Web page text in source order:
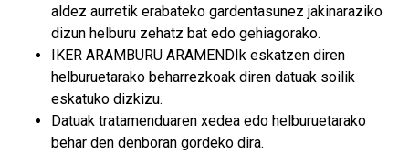
aldez aurretik erabateko gardentasunez jakinaraziko
dizun helburu zehatz bat edo gehiagorako.
IKER ARAMBURU ARAMENDIk eskatzen diren
helburuetarako beharrezkoak diren datuak soilik
eskatuko dizkizu.
Datuak tratamenduaren xedea edo helburuetarako
behar den denboran gordeko dira.